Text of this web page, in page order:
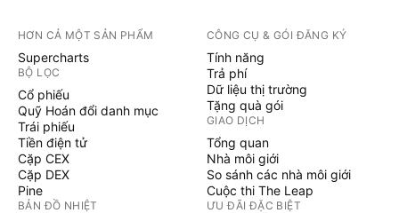
HƠN CẢ MỘT SẢN PHẨM
Supercharts
BỘ LỌC
Cổ phiếu
Quỹ Hoán đổi danh mục
Trái phiếu
Tiền điện tử
Cặp CEX
Cặp DEX
Pine
BẢN ĐỒ NHIỆT
CÔNG CỤ & GÓI ĐĂNG KÝ
Tính năng
Trả phí
Dữ liệu thị trường
Tặng quà gói
GIAO DỊCH
Tổng quan
Nhà môi giới
So sánh các nhà môi giới
Cuộc thi The Leap
ƯU ĐÃI ĐẶC BIỆT